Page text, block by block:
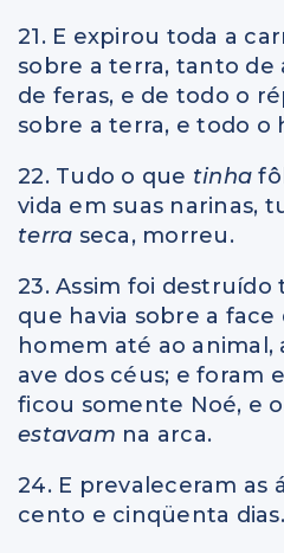
21. E expirou toda a
sobre a terra, tanto de
de feras, e de todo o
sobre a terra, e todo o
22. Tudo o que tinha
vida em suas narinas,
terra seca, morreu.
23. Assim foi destruído
que havia sobre a face
homem até ao animal,
ave dos céus; e foram
ficou somente Noé, e
estavam na arca.
24. E prevaleceram as
cento e cinqüenta dias.